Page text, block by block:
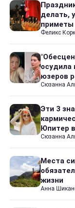
делать,
приметы
Феликс
осудила
юзеров
Сюзанна
Эти 3
Юпитер
Сюзанна
Места
жизни
Анна